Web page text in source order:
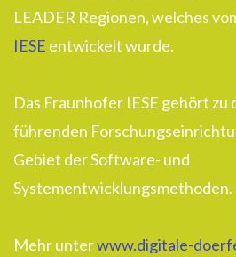
LEADER Regionen, welches
IESE entwickelt wurde.
Das Fraunhofer IESE gehört
führenden
Gebiet der Software- und
Systementwicklungsmethoden.
Mehr unterwww.digitale-